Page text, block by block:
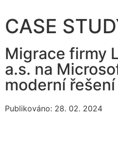
CASE
Migrace firmy
a.s. na
moderní
Publikováno: 28. 02. 2024